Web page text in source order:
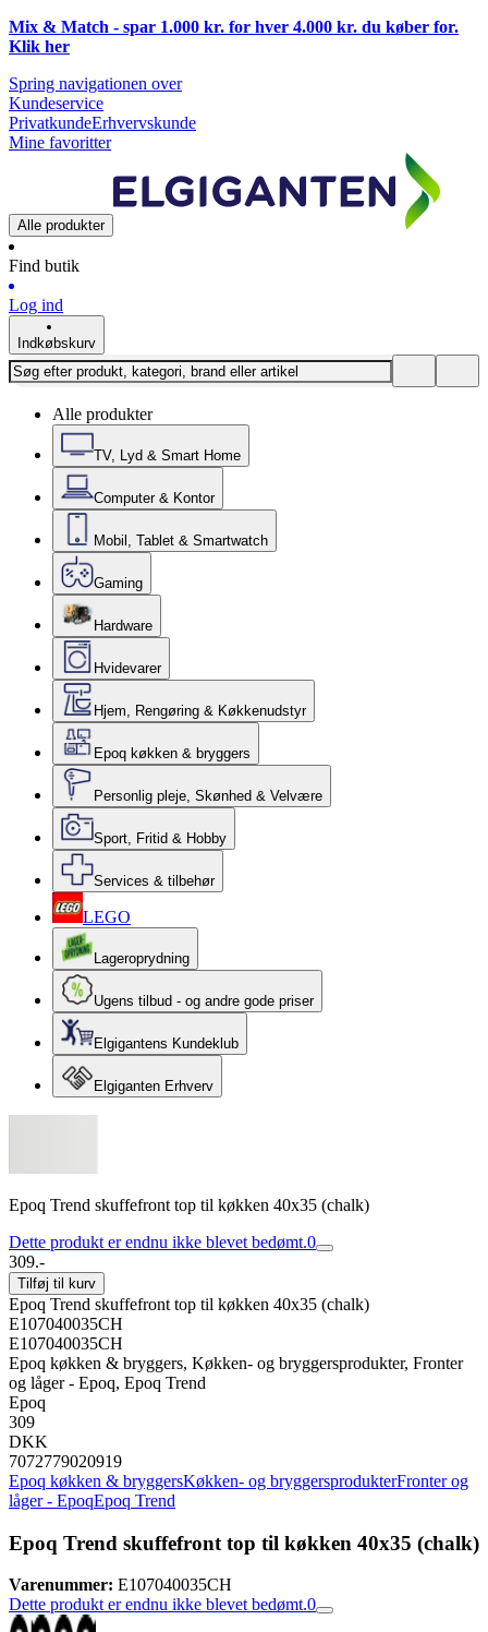
Mix & Match - spar 1.000 kr. for hver 4.000 kr. du køber for.
Klik her
Spring navigationen over
Kundeservice
PrivatkundeErhvervskunde
Mine favoritter
Alle produkter
Find butik
Log ind
Indkøbskurv
Alle produkter
TV, Lyd & Smart Home
Computer & Kontor
Mobil, Tablet & Smartwatch
Gaming
Hardware
Hvidevarer
Hjem, Rengøring & Køkkenudstyr
Epoq køkken & bryggers
Personlig pleje, Skønhed & Velvære
Sport, Fritid & Hobby
Services & tilbehør
LEGO
Lageroprydning
Ugens tilbud - og andre gode priser
Elgigantens Kundeklub
Elgiganten Erhverv
Epoq Trend skuffefront top til køkken 40x35 (chalk)
Dette produkt er endnu ikke blevet bedømt.0
309.-
Tilføj til kurv
Epoq Trend skuffefront top til køkken 40x35 (chalk)
E107040035CH
E107040035CH
Epoq køkken & bryggers, Køkken- og bryggersprodukter, Fronter
og låger - Epoq, Epoq Trend
Epoq
309
DKK
7072779020919
Epoq køkken & bryggersKøkken- og bryggersprodukterFronter og
låger - EpoqEpoq Trend
Epoq Trend skuffefront top til køkken 40x35 (chalk)
Varenummer: E107040035CH
Dette produkt er endnu ikke blevet bedømt.0